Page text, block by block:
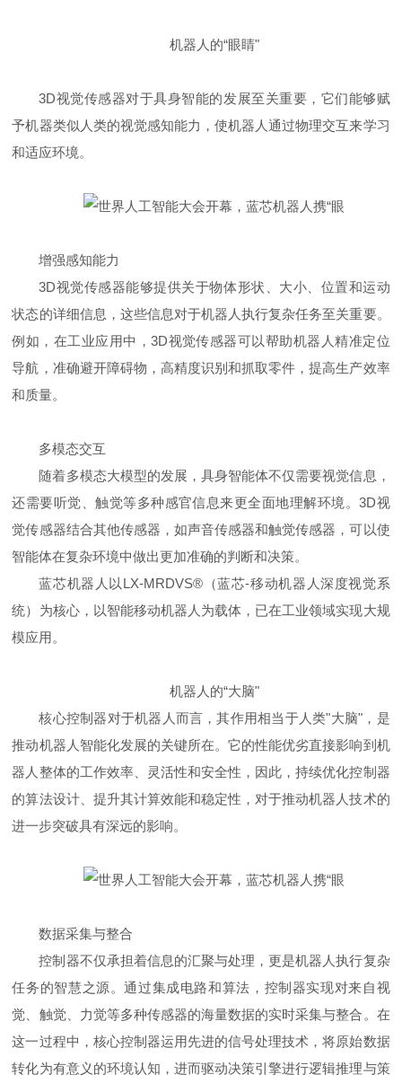
机器人的“眼睛"
3D视觉传感器对于具身智能的发展至关重要，它们能够赋
予机器类似人类的视觉感知能力，使机器人通过物理交互来学习
和适应环境。
增强感知能力
3D视觉传感器能够提供关于物体形状、大小、位置和运动
状态的详细信息，这些信息对于机器人执行复杂任务至关重要。
例如，在工业应用中，3D视觉传感器可以帮助机器人精准定位
导航，准确避开障碍物，高精度识别和抓取零件，提高生产效率
和质量。
多模态交互
随着多模态大模型的发展，具身智能体不仅需要视觉信息，
还需要听觉、触觉等多种感官信息来更全面地理解环境。3D视
觉传感器结合其他传感器，如声音传感器和触觉传感器，可以使
智能体在复杂环境中做出更加准确的判断和决策。
蓝芯机器人以LX-MRDVS®（蓝芯-移动机器人深度视觉系
统）为核心，以智能移动机器人为载体，已在工业领域实现大规
模应用。
机器人的“大脑"
核心控制器对于机器人而言，其作用相当于人类"大脑"，是
推动机器人智能化发展的关键所在。它的性能优劣直接影响到机
器人整体的工作效率、灵活性和安全性，因此，持续优化控制器
的算法设计、提升其计算效能和稳定性，对于推动机器人技术的
进一步突破具有深远的影响。
数据采集与整合
控制器不仅承担着信息的汇聚与处理，更是机器人执行复杂
任务的智慧之源。通过集成电路和算法，控制器实现对来自视
觉、触觉、力觉等多种传感器的海量数据的实时采集与整合。在
这一过程中，核心控制器运用先进的信号处理技术，将原始数据
转化为有意义的环境认知，进而驱动决策引擎进行逻辑推理与策